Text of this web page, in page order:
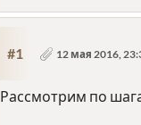
#1 12 мая 2016,
Рассмотрим по